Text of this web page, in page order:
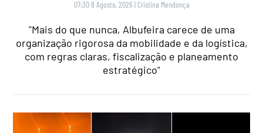
07:30 8 Agosto, 2026 | Cristina Mendonça
"Mais do que nunca, Albufeira carece de uma
organização rigorosa da mobilidade e da logística,
com regras claras, fiscalização e planeamento
estratégico"